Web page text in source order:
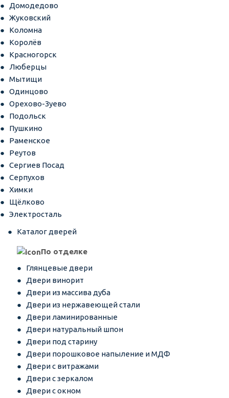
Домодедово
Жуковский
Коломна
Королёв
Красногорск
Люберцы
Мытищи
Одинцово
Орехово-Зуево
Подольск
Пушкино
Раменское
Реутов
Сергиев Посад
Серпухов
Химки
Щёлково
Электросталь
Каталог дверей
По отделке
Глянцевые двери
Двери винорит
Двери из массива дуба
Двери из нержавеющей стали
Двери ламинированные
Двери натуральный шпон
Двери под старину
Двери порошковое напыление и МДФ
Двери с витражами
Двери с зеркалом
Двери с окном